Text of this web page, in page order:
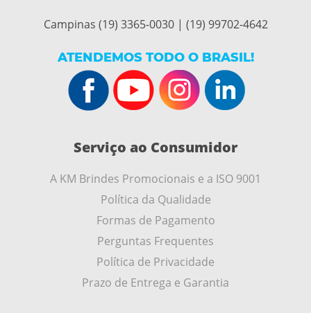
Campinas (19) 3365-0030 | (19) 99702-4642
ATENDEMOS TODO O BRASIL!
Serviço ao Consumidor
A KM Brindes Promocionais e a ISO 9001
Política da Qualidade
Formas de Pagamento
Perguntas Frequentes
Política de Privacidade
Prazo de Entrega e Garantia